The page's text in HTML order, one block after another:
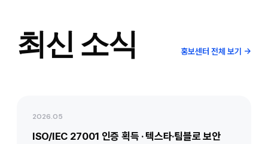
최신 소식 홍보센터 전체 보기 →
2026.05
ISO/IEC 27001 인증 획득 · 텍스타·팀블로 보안